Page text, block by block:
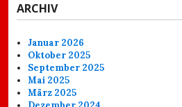
ARCHIV
Januar 2026
Oktober 2025
September 2025
Mai 2025
März 2025